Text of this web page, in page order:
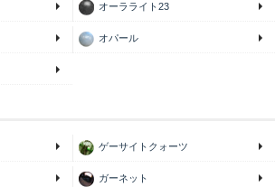
オーラライト23
オパール
ゲーサイトクォーツ
ガーネット